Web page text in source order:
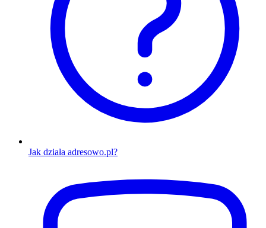
Jak działa adresowo.pl?